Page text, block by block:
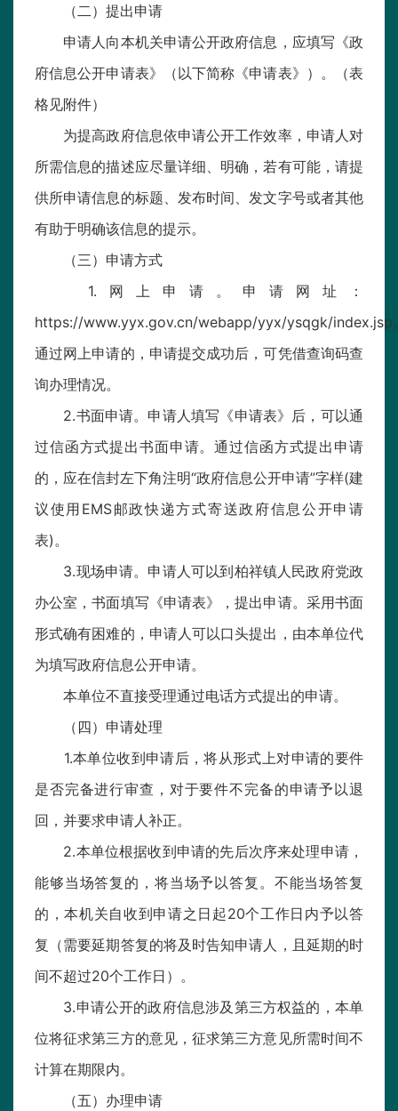
（二）提出申请
申请人向本机关申请公开政府信息，应填写《政
府信息公开申请表》（以下简称《申请表》）。（表
格见附件）
为提高政府信息依申请公开工作效率，申请人对
所需信息的描述应尽量详细、明确，若有可能，请提
供所申请信息的标题、发布时间、发文字号或者其他
有助于明确该信息的提示。
（三）申请方式
1.网上申请。申请网址：
https://www.yyx.gov.cn/webapp/yyx/ysqgk/index.jsp
通过网上申请的，申请提交成功后，可凭借查询码查
询办理情况。
2.书面申请。申请人填写《申请表》后，可以通
过信函方式提出书面申请。通过信函方式提出申请
的，应在信封左下角注明“政府信息公开申请”字样(建
议使用EMS邮政快递方式寄送政府信息公开申请
表)。
3.现场申请。申请人可以到柏祥镇人民政府党政
办公室，书面填写《申请表》，提出申请。采用书面
形式确有困难的，申请人可以口头提出，由本单位代
为填写政府信息公开申请。
本单位不直接受理通过电话方式提出的申请。
（四）申请处理
1.本单位收到申请后，将从形式上对申请的要件
是否完备进行审查，对于要件不完备的申请予以退
回，并要求申请人补正。
2.本单位根据收到申请的先后次序来处理申请，
能够当场答复的，将当场予以答复。不能当场答复
的，本机关自收到申请之日起20个工作日内予以答
复（需要延期答复的将及时告知申请人，且延期的时
间不超过20个工作日）。
3.申请公开的政府信息涉及第三方权益的，本单
位将征求第三方的意见，征求第三方意见所需时间不
计算在期限内。
（五）办理申请